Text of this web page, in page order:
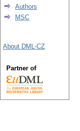
Authors
MSC
About DML-CZ
Partner of